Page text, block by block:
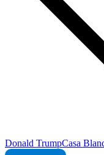
Donald TrumpCasa